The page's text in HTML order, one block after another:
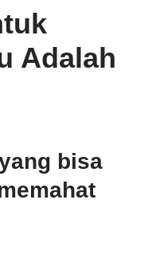
Adalah
bisa